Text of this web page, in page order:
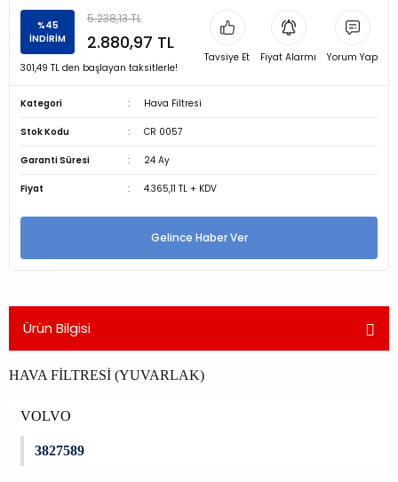
%45
İNDİRİM
5.238,13 TL
2.880,97 TL
301,49 TL den başlayan taksitlerle!
Tavsiye Et Fiyat Alarmı Yorum Yap
Kategori Hava Filtresi
Stok Kodu CR 0057
Garanti Süresi 24 Ay
Fiyat 4.365,11 TL + KDV
Gelince Haber Ver
Ürün Bilgisi
HAVA FİLTRESİ (YUVARLAK)
VOLVO
3827589